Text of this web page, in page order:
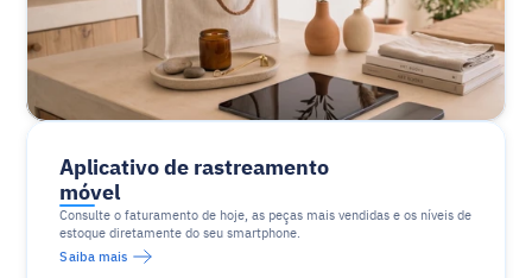
Aplicativo de rastreamento
móvel
Consulte o faturamento de hoje, as peças mais vendidas e os níveis de
estoque diretamente do seu smartphone.
Saiba mais